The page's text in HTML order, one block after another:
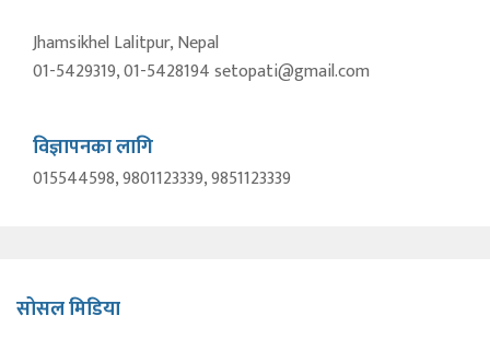
Jhamsikhel Lalitpur, Nepal
01-5429319, 01-5428194 setopati@gmail.com
विज्ञापनका लागि
015544598, 9801123339, 9851123339
सोसल मिडिया